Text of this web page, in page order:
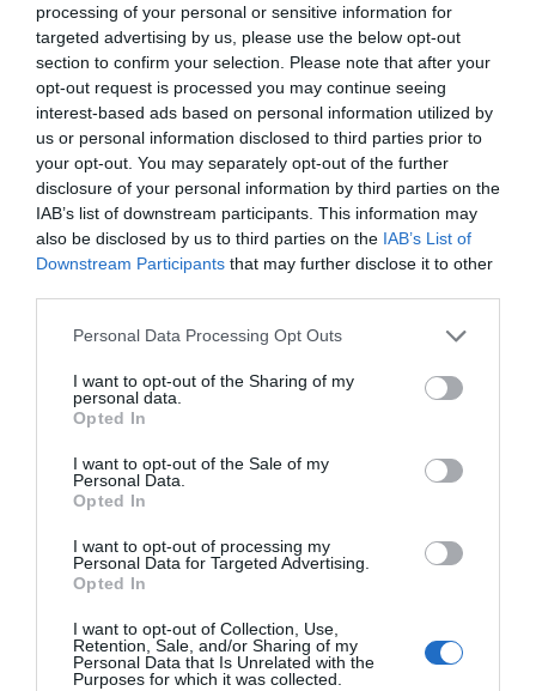
processing of your personal or sensitive information for
targeted advertising by us, please use the below opt-out
section to confirm your selection. Please note that after your
opt-out request is processed you may continue seeing
interest-based ads based on personal information utilized by
us or personal information disclosed to third parties prior to
your opt-out. You may separately opt-out of the further
disclosure of your personal information by third parties on the
IAB’s list of downstream participants. This information may
also be disclosed by us to third parties on the IAB’s List of
Downstream Participants that may further disclose it to other
Please note that this website/app uses one or more Google
not limited to your visit or usage behaviour. You may click to
grant or deny consent to Google and its third-party tags to
use your data for below specified purposes in below Google
consent section.
Personal Data Processing Opt Outs
I want to opt-out of the Sharing of my
personal data.
Opted In
I want to opt-out of the Sale of my
Personal Data.
Opted In
I want to opt-out of processing my
Personal Data for Targeted Advertising.
Opted In
I want to opt-out of Collection, Use,
Retention, Sale, and/or Sharing of my
Personal Data that Is Unrelated with the
Purposes for which it was collected.
Pirner Alma mesés sztorijára: „Filmbe illő volt. Meglepett
egy minihétvégével, hogy elvisz Párizsba. Ez annyira
giccses történet, hogy már szép és jó. A
születésnapomon vitt el nyáron. Sorban álltunk, a lifttel
felmentünk, ameddig fel lehet menni a legtetejére, a
pezsgőbár nyitva, kikéri a két pezsgőt, pont
naplementére értünk fel, hogy a fene egye meg, és
a kezében, és azt mondja: megtisztelnél azzal, hogy a
feleségem leszel? És erre elkezdtem sírni.”
Forrás: Blikk
Megosztás:
Címkék: szerelem
Korábbi bejegyzések Következő bejegyzés
HASONLÓ BEJEGYZÉSEK